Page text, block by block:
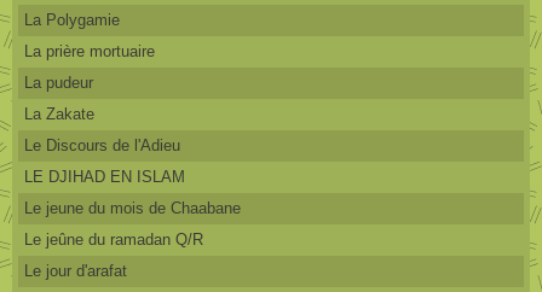
La Polygamie
La prière mortuaire
La pudeur
La Zakate
Le Discours de l'Adieu
LE DJIHAD EN ISLAM
Le jeune du mois de Chaabane
Le jeûne du ramadan Q/R
Le jour d'arafat